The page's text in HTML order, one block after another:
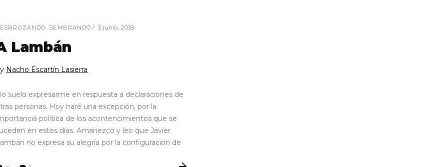
SEMBRANDO 3 junio, 2018
Lambán
Nacho Escartín Lasierra
suelo expresarme en respuesta a declaraciones de
personas. Hoy haré una excepción, por la
política de los acontencimientos que se
en estos días. Amanezco y leo que Javier
no expresa su alegría por la configuración de